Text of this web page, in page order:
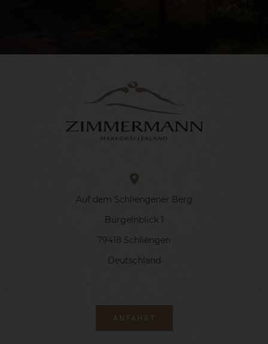
Auf dem Schliengener Berg
Bürgelnblick 1
79418 Schliengen
Deutschland
ANFAHRT